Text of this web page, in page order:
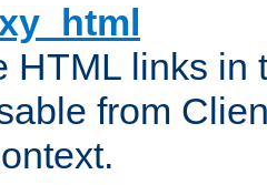
HTML links in
from